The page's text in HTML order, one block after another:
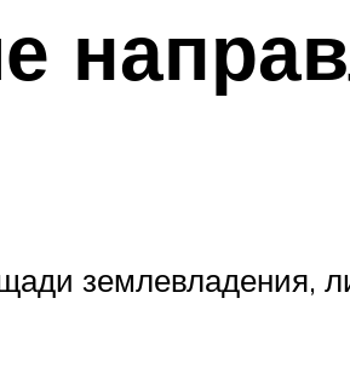
землевладения,